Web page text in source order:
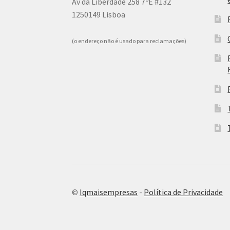
1250149 Lisboa
(o endereço não é usado para reclamações)
© Iqmaisempresas - Política de Privacidade